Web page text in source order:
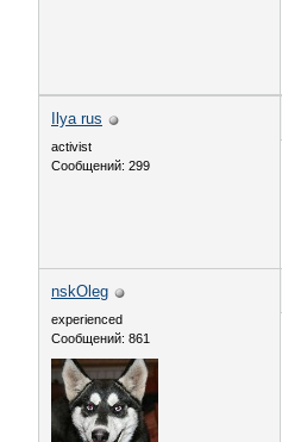
Ilya rus
activist
Сообщений: 299
nskOleg
experienced
Сообщений: 861